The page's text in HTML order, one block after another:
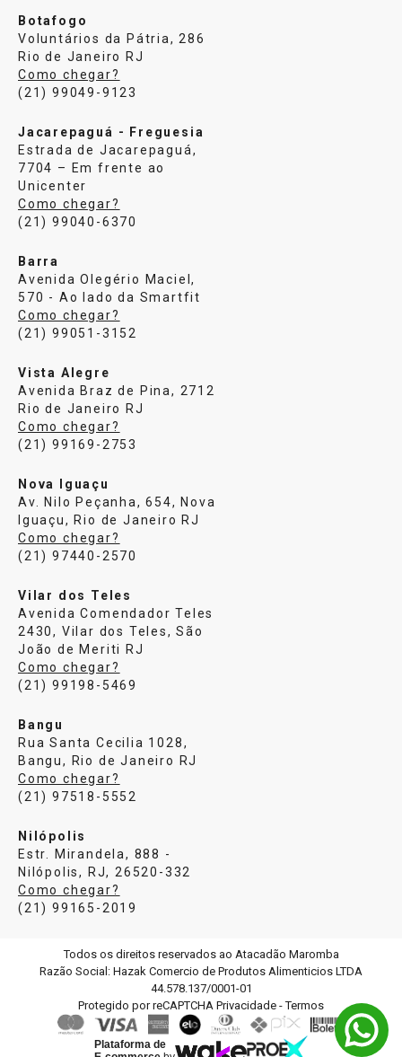
Botafogo
Voluntários da Pátria, 286
Rio de Janeiro RJ
Como chegar?
(21) 99049-9123
Jacarepaguá - Freguesia
Estrada de Jacarepaguá,
7704 – Em frente ao
Unicenter
Como chegar?
(21) 99040-6370
Barra
Avenida Olegério Maciel,
570 - Ao lado da Smartfit
Como chegar?
(21) 99051-3152
Vista Alegre
Avenida Braz de Pina, 2712
Rio de Janeiro RJ
Como chegar?
(21) 99169-2753
Nova Iguaçu
Av. Nilo Peçanha, 654, Nova
Iguaçu, Rio de Janeiro RJ
Como chegar?
(21) 97440-2570
Vilar dos Teles
Avenida Comendador Teles
2430, Vilar dos Teles, São
João de Meriti RJ
Como chegar?
(21) 99198-5469
Bangu
Rua Santa Cecilia 1028,
Bangu, Rio de Janeiro RJ
Como chegar?
(21) 97518-5552
Nilópolis
Estr. Mirandela, 888 -
Nilópolis, RJ, 26520-332
Como chegar?
(21) 99165-2019
Todos os direitos reservados ao Atacadão Maromba
Razão Social: Hazak Comercio de Produtos Alimenticios LTDA
44.578.137/0001-01
Protegido por reCAPTCHA Privacidade -Termos
Plataforma de